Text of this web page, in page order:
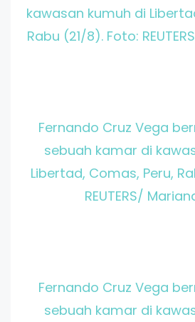
kawasan kumuh di
Rabu (21/8). Foto:
Fernando Cruz Vega
sebuah kamar di
Libertad, Comas, Peru,
REUTERS/
Fernando Cruz Vega
sebuah kamar di